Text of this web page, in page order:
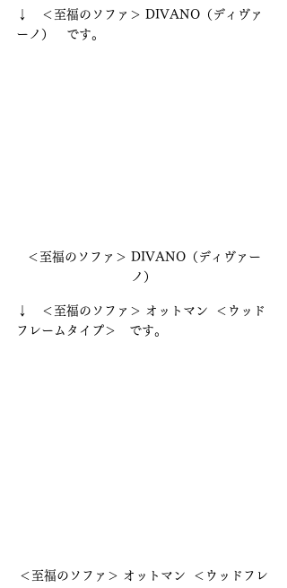
↓　＜至福のソファ＞ DIVANO（ディヴァ
ーノ）　です。
＜至福のソファ＞ DIVANO（ディヴァー
ノ）
↓　＜至福のソファ＞ オットマン  ＜ウッド
フレームタイプ＞　です。
＜至福のソファ＞ オットマン  ＜ウッドフレ